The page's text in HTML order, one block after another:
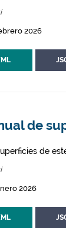
2026
de
de
2026